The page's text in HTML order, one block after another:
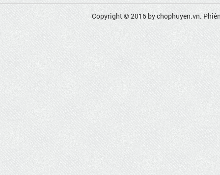
Copyright © 2016 bychophuyen.vn.